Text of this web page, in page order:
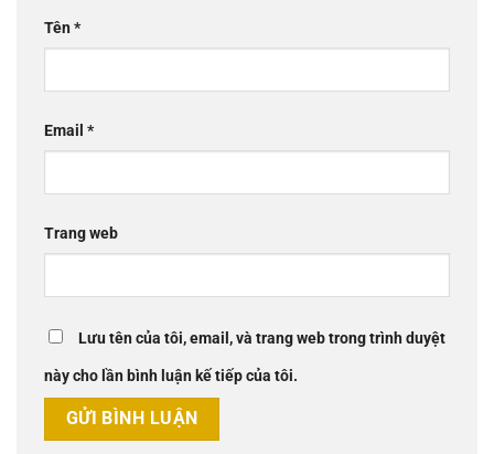
Tên*
Email *
Trang web
Lưu tên của tôi, email, và trang web trong trình duyệt
này cho lần bình luận kế tiếp của tôi.